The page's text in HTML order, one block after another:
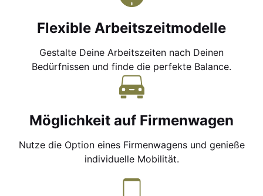
Flexible Arbeitszeitmodelle
Gestalte Deine Arbeitszeiten nach Deinen
Bedürfnissen und finde die perfekte Balance.
Möglichkeit auf Firmenwagen
Nutze die Option eines Firmenwagens und genieße
individuelle Mobilität.